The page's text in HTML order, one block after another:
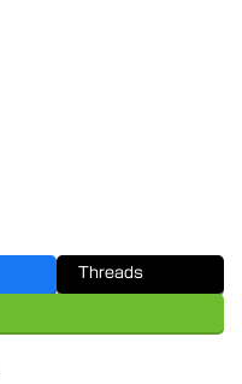
Threads